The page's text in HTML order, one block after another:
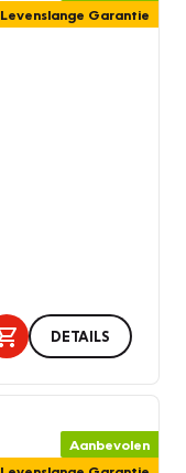
Levenslange Garantie
DETAILS
Aanbevolen